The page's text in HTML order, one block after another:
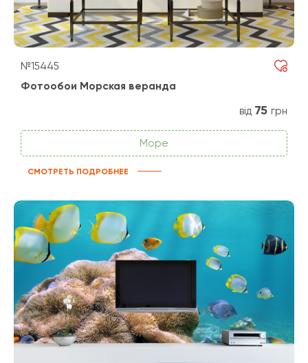
№15445
Фотообои Морская веранда
від 75 грн
Море
СМОТРЕТЬ ПОДРОБНЕЕ